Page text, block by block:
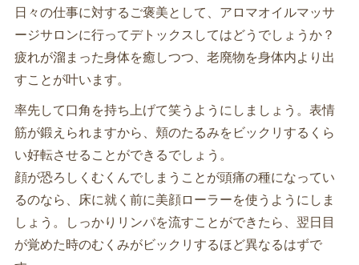
日々の仕事に対するご褒美として、アロマオイルマッサ
ージサロンに行ってデトックスしてはどうでしょうか？
疲れが溜まった身体を癒しつつ、老廃物を身体内より出
すことが叶います。
率先して口角を持ち上げて笑うようにしましょう。表情
筋が鍛えられますから、頬のたるみをビックリするくら
い好転させることができるでしょう。
顔が恐ろしくむくんでしまうことが頭痛の種になってい
るのなら、床に就く前に美顔ローラーを使うようにしま
しょう。しっかりリンパを流すことができたら、翌日目
が覚めた時のむくみがビックリするほど異なるはずで